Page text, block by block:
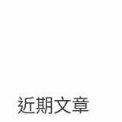
近期文章